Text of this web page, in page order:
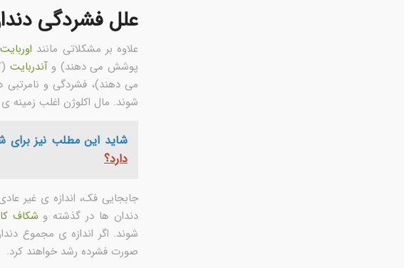
علل فشردگی
علاوه بر مشکلاتی مانند اوربایت
پوشش می دهند) وآندربایت
می دهند)، فشردگی و
شوند. مال اکلوژن اغلب زمینه ی
شاید این مطلب نیز برای
دارد؟
جابجایی فک، اندازه ی غیر
دندان ها در گذشته و شکاف
شوند. اگر اندازه ی مجموع
صورت فشرده رشد خواهند کرد.